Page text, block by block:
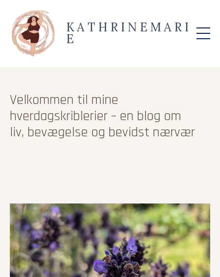
K A T H R I N E M A R I
E
Velkommen til mine
hverdagskriblerier – en blog om
liv, bevægelse og bevidst nærvær